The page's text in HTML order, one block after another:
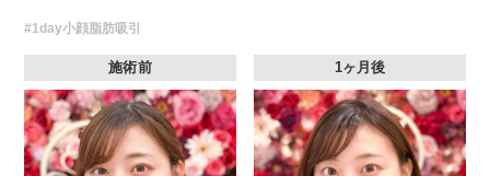
#1day小顔脂肪吸引
施術前 1ヶ月後